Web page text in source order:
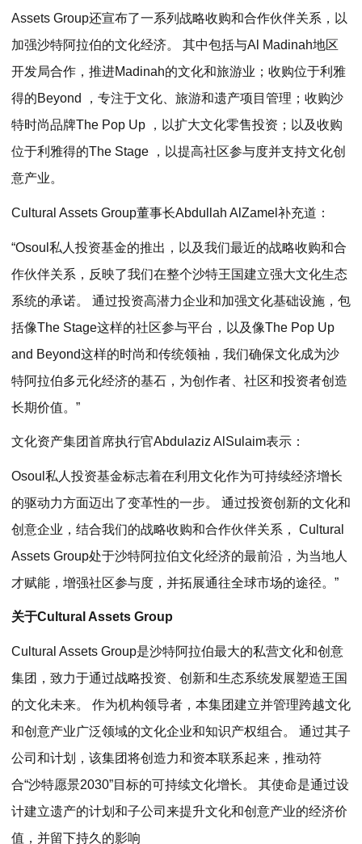
Assets Group还宣布了一系列战略收购和合作伙伴关系，以
加强沙特阿拉伯的文化经济。 其中包括与Al Madinah地区
开发局合作，推进Madinah的文化和旅游业；收购位于利雅
得的Beyond ，专注于文化、旅游和遗产项目管理；收购沙
特时尚品牌The Pop Up ，以扩大文化零售投资；以及收购
位于利雅得的The Stage ，以提高社区参与度并支持文化创
意产业。
Cultural Assets Group董事长Abdullah AlZamel补充道：
“Osoul私人投资基金的推出，以及我们最近的战略收购和合
作伙伴关系，反映了我们在整个沙特王国建立强大文化生态
系统的承诺。 通过投资高潜力企业和加强文化基础设施，包
括像The Stage这样的社区参与平台，以及像The Pop Up
and Beyond这样的时尚和传统领袖，我们确保文化成为沙
特阿拉伯多元化经济的基石，为创作者、社区和投资者创造
长期价值。”
文化资产集团首席执行官Abdulaziz AlSulaim表示：
Osoul私人投资基金标志着在利用文化作为可持续经济增长
的驱动力方面迈出了变革性的一步。 通过投资创新的文化和
创意企业，结合我们的战略收购和合作伙伴关系， Cultural
Assets Group处于沙特阿拉伯文化经济的最前沿，为当地人
才赋能，增强社区参与度，并拓展通往全球市场的途径。”
关于Cultural Assets Group
Cultural Assets Group是沙特阿拉伯最大的私营文化和创意
集团，致力于通过战略投资、创新和生态系统发展塑造王国
的文化未来。 作为机构领导者，本集团建立并管理跨越文化
和创意产业广泛领域的文化企业和知识产权组合。 通过其子
公司和计划，该集团将创造力和资本联系起来，推动符
合“沙特愿景2030”目标的可持续文化增长。 其使命是通过设
计建立遗产的计划和子公司来提升文化和创意产业的经济价
值，并留下持久的影响